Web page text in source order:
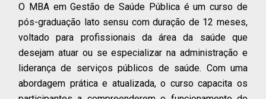
O MBA em Gestão de Saúde Pública é um curso de
pós-graduação lato sensu com duração de 12 meses,
voltado para profissionais da área da saúde que
desejam atuar ou se especializar na administração e
liderança de serviços públicos de saúde. Com uma
abordagem prática e atualizada, o curso capacita os